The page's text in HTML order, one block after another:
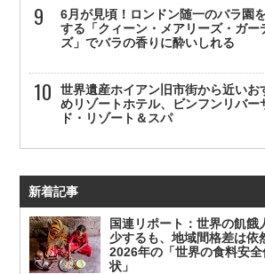
6月が見頃！ロンドン随一のバラ園
する「クィーン・メアリーズ・ガー
ズ」でバラの香りに酔いしれる
世界遺産ホイアン旧市街から近いお
めリゾートホテル、ビンフンリバー
ド・リゾート＆スパ
新着記事
国連リポート：世界の飢餓
少するも、地域間格差は依
2026年の「世界の食料安
状」